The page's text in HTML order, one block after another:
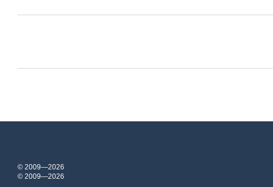
© 2009—2026
© 2009—2026